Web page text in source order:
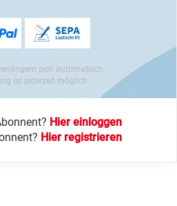
sich automatisch.
ist jederzeit möglich.
Hier einloggen
Hier registrieren